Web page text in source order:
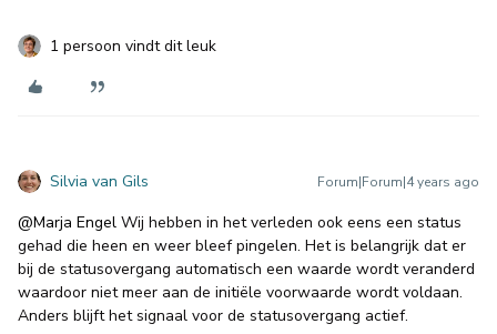
1 persoon vindt dit leuk
Silvia van Gils Forum|Forum|4 years ago
@Marja Engel Wij hebben in het verleden ook eens een status
gehad die heen en weer bleef pingelen. Het is belangrijk dat er
bij de statusovergang automatisch een waarde wordt veranderd
waardoor niet meer aan de initiële voorwaarde wordt voldaan.
Anders blijft het signaal voor de statusovergang actief.